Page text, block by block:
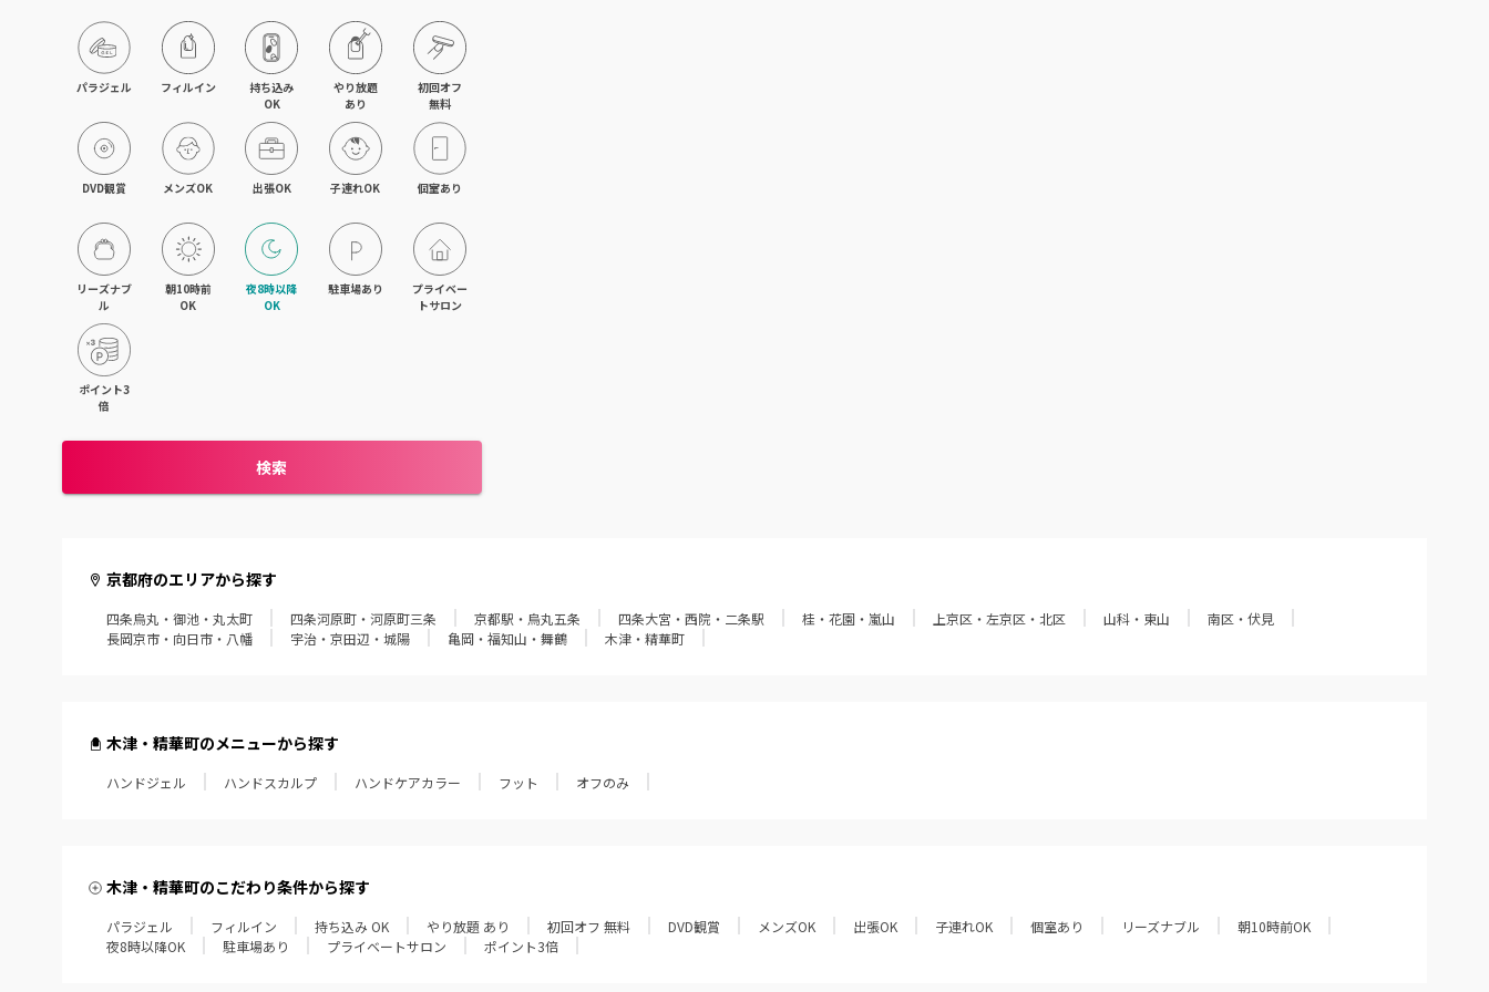
木津・精華町
パラジェル フィルイン
持ち込み
OK
やり放題
あり
初回オフ
無料
DVD観賞 メンズOK 出張OK 子連れOK 個室あり
リーズナブ
ル
朝10時前
OK
夜8時以降
OK
駐車場あり
プライベー
トサロン
ポイント3
倍
検索
京都府のエリアから探す
四条烏丸・御池・丸太町 四条河原町・河原町三条 京都駅・烏丸五条 四条大宮・西院・二条駅 桂・花園・嵐山 上京区・左京区・北区 山科・東山
南区・伏見
長岡京市・向日市・八幡
宇治・京田辺・城陽 亀岡・福知山・舞鶴 木津・精華町
木津・精華町のメニューから探す
ハンドジェル ハンドスカルプ ハンドケアカラー フット オフのみ
木津・精華町のこだわり条件から探す
パラジェル フィルイン 持ち込み OK やり放題 あり 初回オフ 無料 DVD観賞 メンズOK 出張OK 子連れOK 個室あり リーズナブル
朝10時前OK
夜8時以降OK
駐車場あり プライベートサロン ポイント3倍